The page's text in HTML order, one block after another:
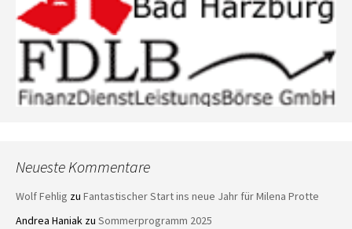
Neueste Kommentare
Wolf Fehlig zu Fantastischer Start ins neue Jahr für Milena Protte
Andrea Haniak zu Sommerprogramm 2025